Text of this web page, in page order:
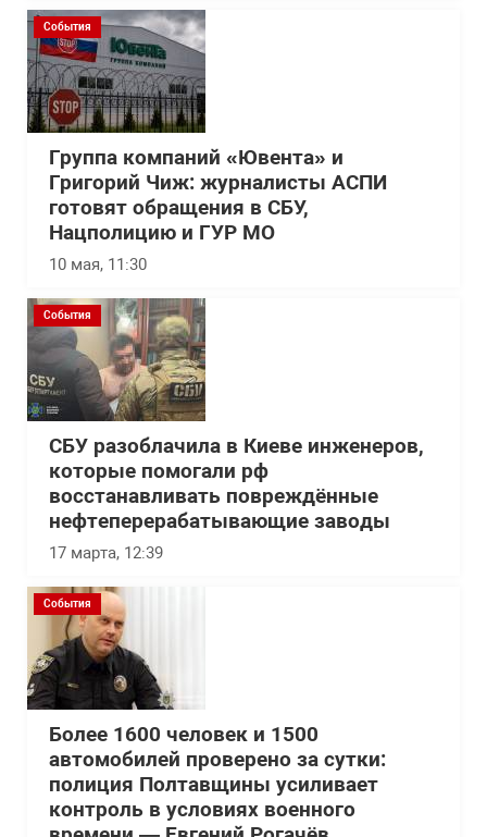
События
Группа компаний «Ювента» и
Григорий Чиж: журналисты АСПИ
готовят обращения в СБУ,
Нацполицию и ГУР МО
10 мая, 11:30
События
СБУ разоблачила в Киеве инженеров,
которые помогали рф
восстанавливать повреждённые
нефтеперерабатывающие заводы
17 марта, 12:39
События
Более 1600 человек и 1500
автомобилей проверено за сутки:
полиция Полтавщины усиливает
контроль в условиях военного